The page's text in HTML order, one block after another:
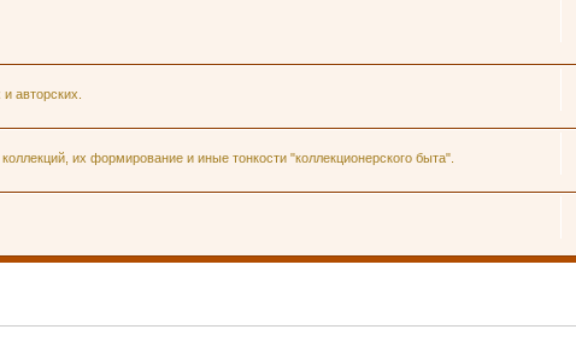
авторских.
их формирование и иные тонкости "коллекционерского быта".